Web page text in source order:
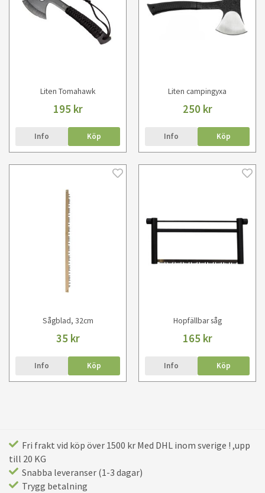
Liten Tomahawk
195 kr
Info Köp
Liten campingyxa
250 kr
Info Köp
Sågblad, 32cm
35 kr
Info Köp
Hopfällbar såg
165 kr
Info Köp
Fri frakt vid köp över 1500 kr Med DHL inom sverige ! ,upp
till 20 KG
Snabba leveranser (1-3 dagar)
Trygg betalning